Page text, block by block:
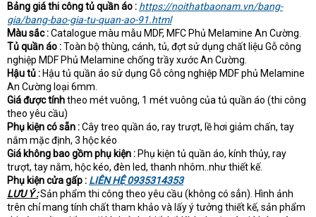
Bảng giá thi công tủ quần áo : https://noithatbaonam.vn/bang-
gia/bang-bao-gia-tu-quan-ao-91.html
Màu sắc :Catalogue màu mẫu MDF, MFC Phủ Melamine An Cường.
Tủ quần áo :Toàn bộ thùng, cánh, tủ, đợt sử dụng chất liệu Gỗ công
nghiệp MDF Phủ Melamine chống trầy xước An Cường.
Hậu tủ : Hậu tủ quần áo sử dụng Gỗ công nghiệp MDF phủ Melamine
An Cường loại 6mm.
Giá được tínhtheo mét vuông, 1 mét vuông của tủ quần áo (thi công
theo yêu cầu)
Phụ kiện có sẵn :Cây treo quần áo, ray trượt, lề hơi giảm chấn, tay
nắm mặc định, 3 hộc kéo
Giá không bao gồm phụ kiện : Phụ kiện tủ quần áo, kính thủy, ray
trượt, tay nắm, hộc kéo, đèn led, thanh nhôm..như thiết kế.
Phụ kiện cửa gấp : LIÊN HỆ 0935314353
LƯU Ý :Sản phẩm thi công theo yêu cầu (không có sẳn). Hình ảnh
trên chỉ mang tính chất tham khảo và lấy ý tưởng thiết kế, sản phẩm